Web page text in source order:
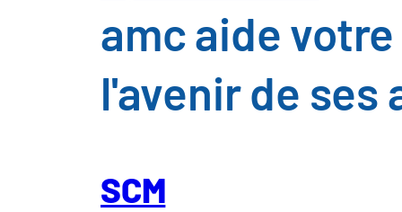
amc aide
l'avenir de ses
SCM
Résumé
amc accompagne votre